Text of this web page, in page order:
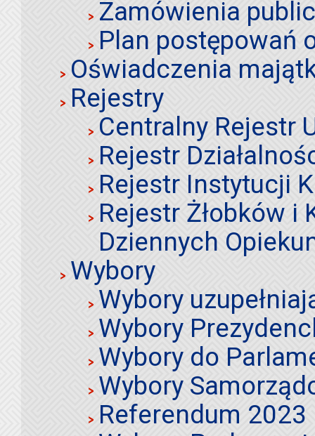
Zamówienia
Plan postępowań
Oświadczenia
Rejestry
Centralny Rejestr
Rejestr
Rejestr Instytucji
Rejestr Żłobków i
Dziennych
Wybory
Wybory
Wybory
Wybory do
Wybory
Referendum 2023